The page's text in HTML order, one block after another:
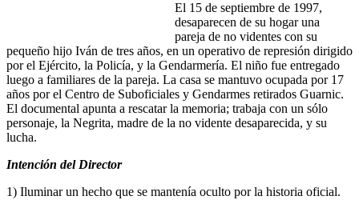
El 15 de septiembre de 1997,
desaparecen de su hogar una
pareja de no videntes con su
pequeño hijo Iván de tres años, en un operativo de represión dirigido
por el Ejército, la Policía, y la Gendarmería. El niño fue entregado
luego a familiares de la pareja. La casa se mantuvo ocupada por 17
años por el Centro de Suboficiales y Gendarmes retirados Guarnic.
El documental apunta a rescatar la memoria; trabaja con un sólo
personaje, la Negrita, madre de la no vidente desaparecida, y su
lucha.
Intención del Director
1) Iluminar un hecho que se mantenía oculto por la historia oficial.